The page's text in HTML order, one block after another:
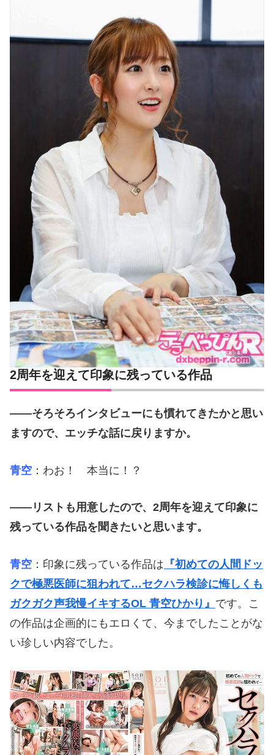
2周年を迎えて印象に残っている作品
――そろそろインタビューにも慣れてきたかと思い
ますので、エッチな話に戻りますか。
青空 ：わお！ 本当に！？
――リストも用意したので、2周年を迎えて印象に
残っている作品を聞きたいと思います。
青空 ：印象に残っている作品は 『初めての人間ドッ
クで極悪医師に狙われて…セクハラ検診に悔しくも
ガクガク声我慢イキするOL 青空ひかり』 です。こ
の作品は企画的にもエロくて、今までしたことがな
い珍しい内容でした。